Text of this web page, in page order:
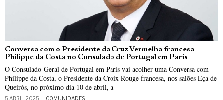
Conversa com o Presidente da Cruz Vermelha francesa
Philippe da Costa no Consulado de Portugal em Paris
O Consulado-Geral de Portugal em Paris vai acolher uma Conversa com
Philippe da Costa, o Presidente da Croix Rouge francesa, nos salões Eça de
Queirós, no próximo dia 10 de abril, a
5 ABRIL, 2025 COMUNIDADES